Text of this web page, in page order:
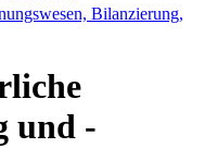
Bilanzierung,
und -